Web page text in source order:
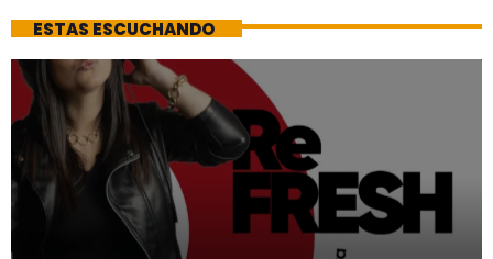
ESTAS ESCUCHANDO